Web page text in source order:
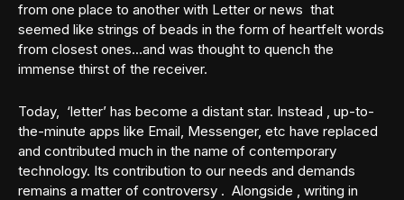
from one place to another with Letter or news that
seemed like strings of beads in the form of heartfelt words
from closest ones…and was thought to quench the
immense thirst of the receiver.
Today, ‘letter’ has become a distant star. Instead , up-to-
the-minute apps like Email, Messenger, etc have replaced
and contributed much in the name of contemporary
technology. Its contribution to our needs and demands
remains a matter of controversy . Alongside , writing in